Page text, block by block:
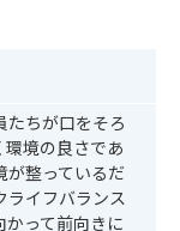
たちが口をそろ
境の良さであ
が整っているだ
ライフバランス
って前向きに